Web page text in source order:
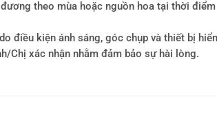
theo mùa hoặc nguồn hoa tại thời
điều kiện ánh sáng, góc chụp và thiết bị
Chị xác nhận nhằm đảm bảo sự hài lòng.